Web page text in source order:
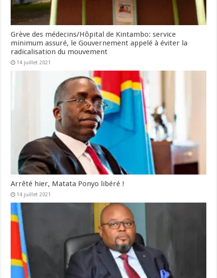
Grève des médecins/Hôpital de Kintambo: service
minimum assuré, le Gouvernement appelé à éviter la
radicalisation du mouvement
14 juillet 2021
Arrêté hier, Matata Ponyo libéré !
14 juillet 2021